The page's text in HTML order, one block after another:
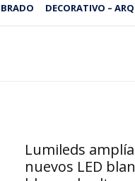
DECORATIVO –
Lumileds
nuevos LED